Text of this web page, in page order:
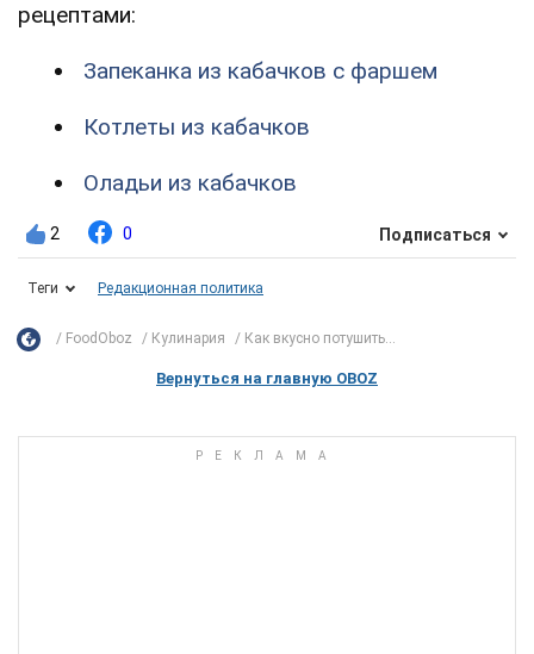
рецептами:
Запеканка из кабачков с фаршем
Котлеты из кабачков
Оладьи из кабачков
2 0 Подписаться
Теги Редакционная политика
FoodOboz Кулинария Как вкусно потушить...
Вернуться на главную OBOZ